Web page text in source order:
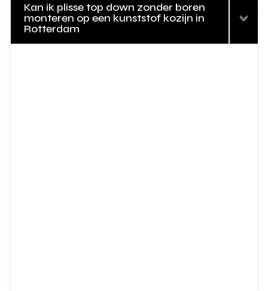
Kan ik plisse top down zonder boren
monteren op een kunststof kozijn in
Rotterdam